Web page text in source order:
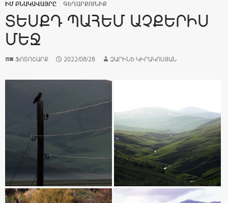
ԻՄ ԲՆԱԿԱՎԱՅՐԸ ԳԵՂԱՐՔՈՒՆԻՔ
ՏԵՍՔԴ ՊԱՀԵՄ ԱՉՔԵՐԻՍ
ՄԵՋ
ՖՈՏՈՇԱՐՔ 2022/08/28 ԶԱՐԻՆԵ ԿԻՐԱԿՈՍՅԱՆ